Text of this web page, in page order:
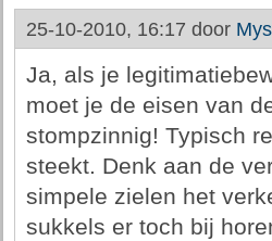
25-10-2010, 16:17 door
Ja, als je
moet je de eisen van
stompzinnig! Typisch
steekt. Denk aan de
simpele zielen het
sukkels er toch bij